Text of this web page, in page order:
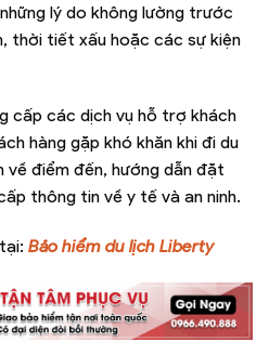
lý do không lường trước
thời tiết xấu hoặc các sự kiện
cấp các dịch vụ hỗ trợ khách
hàng gặp khó khăn khi đi du
về điểm đến, hướng dẫn đặt
thông tin về y tế và an ninh.
Bảo hiểm du lịch Liberty